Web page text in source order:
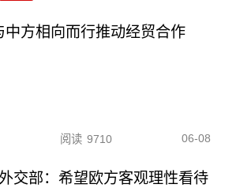
中方相向而行推动经贸合作
阅读 9710 06-08
外交部：希望欧方客观理性看待